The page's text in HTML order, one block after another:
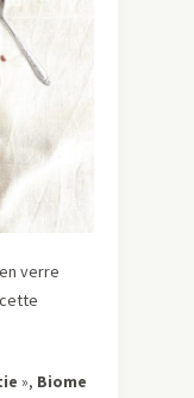
verre
», Biome